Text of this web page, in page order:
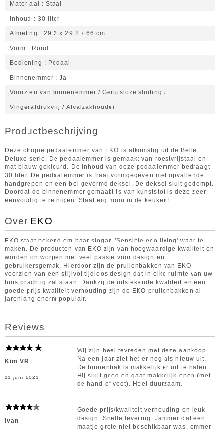
Materiaal Staal
Inhoud 30 liter
Afmeting 29.2 x 29.2 x 66 cm
Vorm Rond
Bediening Pedaal
Binnenemmer Ja
Voorzien van binnenemmer / Geruisloze sluiting /
Vingerafdrukvrij / Afvalzakhouder
Productbeschrijving
Deze chique pedaalemmer van EKO is afkomstig uit de Belle
Deluxe serie. De pedaalemmer is gemaakt van roestvrijstaal en
mat blauw gekleurd. De inhoud van deze pedaalemmer bedraagt
30 liter. De pedaalemmer is fraai vormgegeven met opvallende
handgrepen en een bol gevormd deksel. De deksel sluit gedempt.
Doordat de binnenemmer gemaakt is van kunststof is deze zeer
eenvoudig te reinigen. Staat erg mooi in de keuken!
Over EKO
EKO staat bekend om haar slogan 'Sensible eco living' waar te
maken. De producten van EKO zijn van hoogwaardige kwaliteit en
worden ontworpen met veel passie voor design en
gebruikersgemak. Hierdoor zijn de prullenbakken van EKO
voorzien van een stijlvol tijdloos design dat in elke ruimte van uw
huis prachtig zal staan. Dankzij de uitstekende kwaliteit en een
goede prijs kwaliteit verhouding zijn de EKO prullenbakken al
jarenlang enorm populair.
Reviews
Kim VR
11 juni 2021
Wij zijn heel tevreden met deze aankoop.
Na een jaar ziet het er nog als nieuw uit.
De binnenbak is makkelijk er uit te halen.
Hij sluit goed en gaat makkelijk open (met
de hand of voet). Heel duurzaam.
Ivan
Goede prijs/kwaliteit verhouding en leuk
design. Snelle levering. Jammer dat een
maatje grote niet beschikbaar was, emmer